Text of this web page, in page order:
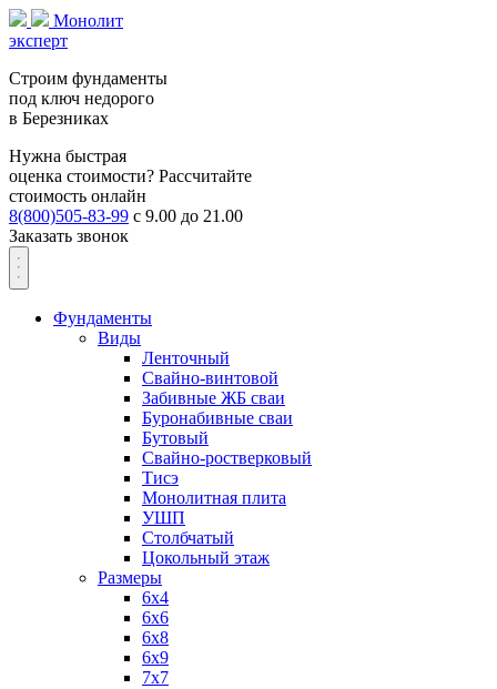
Монолит
эксперт
Строим фундаменты
под ключ недорого
в Березниках
Нужна быстрая
оценка стоимости? Рассчитайте
стоимость онлайн
8(800)505-83-99 с 9.00 до 21.00
Заказать звонок
Фундаменты
Виды
Ленточный
Свайно-винтовой
Забивные ЖБ сваи
Буронабивные сваи
Бутовый
Свайно-ростверковый
Тисэ
Монолитная плита
УШП
Столбчатый
Цокольный этаж
Размеры
6х4
6х6
6х8
6х9
7х7